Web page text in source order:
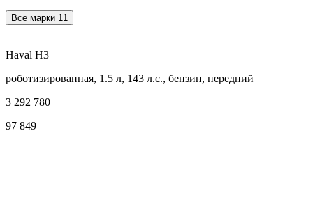
Все марки 11
Haval H3
роботизированная, 1.5 л, 143 л.с., бензин, передний
3 292 780
97 849